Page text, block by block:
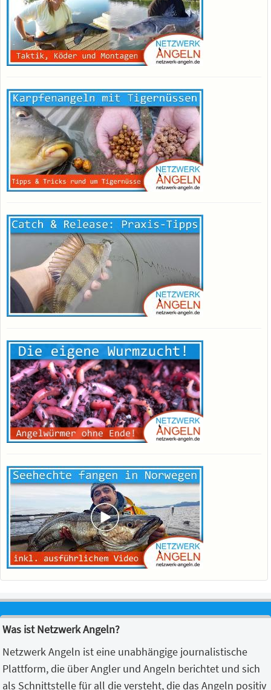
Was ist Netzwerk Angeln?
Netzwerk Angeln ist eine unabhängige journalistische
Plattform, die über Angler und Angeln berichtet und sich
als Schnittstelle für all die versteht, die das Angeln positiv